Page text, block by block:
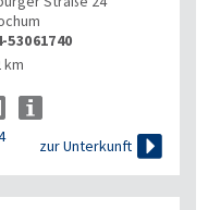
53061740
km
zur Unterkunft 